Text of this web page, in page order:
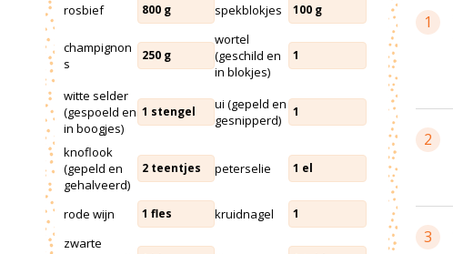
1
2
3
rosbief 800 g spekblokjes 100 g
champignon
s
250 g
wortel
(geschild en
in blokjes)
1
witte selder
(gespoeld en
in boogjes)
1 stengel
ui (gepeld en
gesnipperd)
1
knoflook
(gepeld en
gehalveerd)
2 teentjes peterselie 1 el
rode wijn 1 fles kruidnagel 1
zwarte